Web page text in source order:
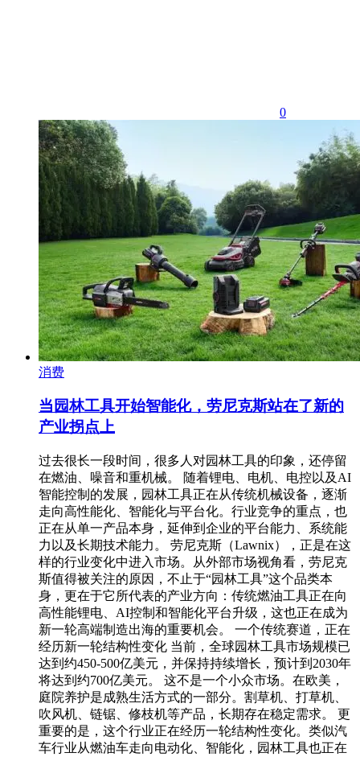
0
消费
当园林工具开始智能化，劳尼克斯站在了新的
产业拐点上
过去很长一段时间，很多人对园林工具的印象，还停留
在燃油、噪音和重机械。 随着锂电、电机、电控以及AI
智能控制的发展，园林工具正在从传统机械设备，逐渐
走向高性能化、智能化与平台化。行业竞争的重点，也
正在从单一产品本身，延伸到企业的平台能力、系统能
力以及长期技术能力。 劳尼克斯（Lawnix），正是在这
样的行业变化中进入市场。从外部市场视角看，劳尼克
斯值得被关注的原因，不止于“园林工具”这个品类本
身，更在于它所代表的产业方向：传统燃油工具正在向
高性能锂电、AI控制和智能化平台升级，这也正在成为
新一轮高端制造出海的重要机会。 一个传统赛道，正在
经历新一轮结构性变化 当前，全球园林工具市场规模已
达到约450-500亿美元，并保持持续增长，预计到2030年
将达到约700亿美元。 这不是一个小众市场。在欧美，
庭院养护是成熟生活方式的一部分。割草机、打草机、
吹风机、链锯、修枝机等产品，长期存在稳定需求。 更
重要的是，这个行业正在经历一轮结构性变化。类似汽
车行业从燃油车走向电动化、智能化，园林工具也正在